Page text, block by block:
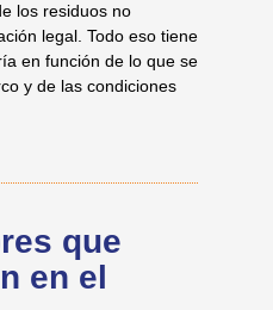
los residuos no
legal. Todo eso tiene
en función de lo que se
y de las condiciones
que
en el